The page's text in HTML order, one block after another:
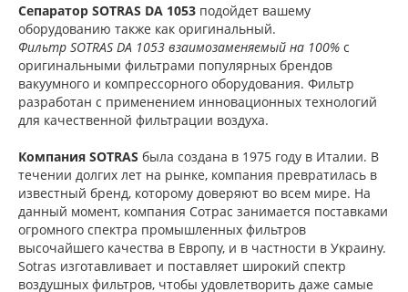
Сепаратор SOTRAS DA 1053 подойдет вашему
оборудованию также как оригинальный.
Фильтр SOTRAS DA 1053 взаимозаменяемый на 100% с
оригинальными фильтрами популярных брендов
вакуумного и компрессорного оборудования. Фильтр
разработан с применением инновационных технологий
для качественной фильтрации воздуха.
Компания SOTRAS была создана в 1975 году в Италии. В
течении долгих лет на рынке, компания превратилась в
известный бренд, которому доверяют во всем мире. На
данный момент, компания Сотрас занимается поставками
огромного спектра промышленных фильтров
высочайшего качества в Европу, и в частности в Украину.
Sotras изготавливает и поставляет широкий спектр
воздушных фильтров, чтобы удовлетворить даже самые